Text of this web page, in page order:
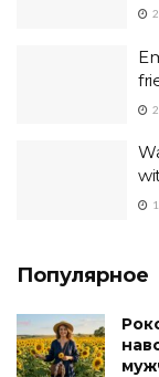
Популярное